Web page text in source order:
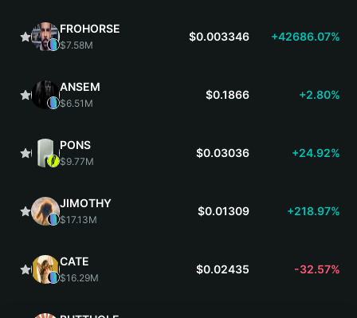
FROHORSE
$7.58M
$0.003346 +42686.07%
ANSEM
$6.51M
$0.1866 +2.80%
PONS
$9.77M
$0.03036 +24.92%
JIMOTHY
$17.13M
$0.01309 +218.97%
CATE
$16.29M
$0.02435 -32.57%